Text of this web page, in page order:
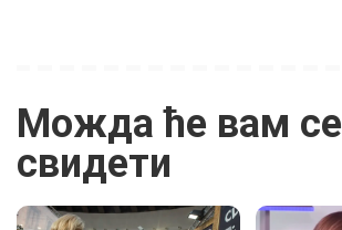
Можда ће вам се
свидети